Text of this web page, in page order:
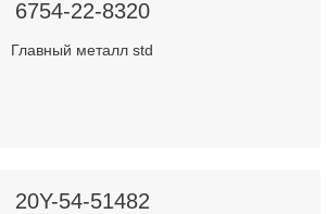
6754-22-8320
Главный металл std
20Y-54-51482